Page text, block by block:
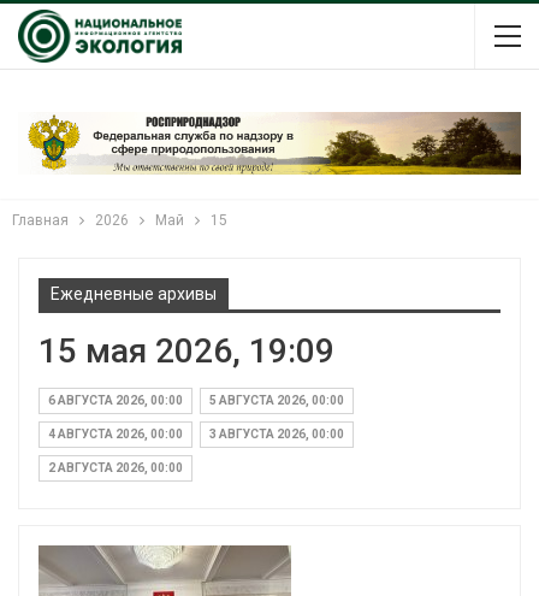
Главная 2026 Май 15
Ежедневные архивы
15 мая 2026, 19:09
6 АВГУСТА 2026, 00:00 5 АВГУСТА 2026, 00:00
4 АВГУСТА 2026, 00:00 3 АВГУСТА 2026, 00:00
2 АВГУСТА 2026, 00:00